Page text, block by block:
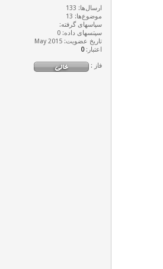
ارسال‌ها: 133
موضوع‌ها: 13
سپاسهای گرفته:
سپتسهای داده: 0
تاریخ عضویت: May 2015
اعتبار:0
فاز :